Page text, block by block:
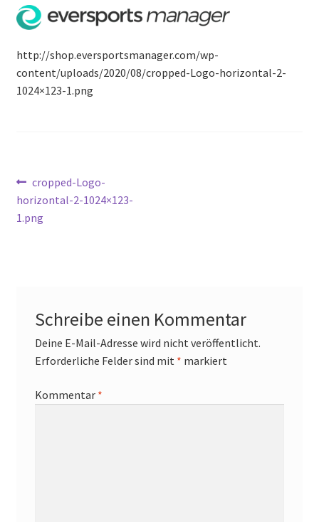
Kontakt
Mein Konto
Richtlinie für Rückerstattungen und Rückgaben
Versandkosten
Widerrufsbelehrung
Zahlungsarten
http://shop.eversportsmanager.com/wp-
content/uploads/2020/08/cropped-Logo-horizontal-2-
1024×123-1.png
Beitrags-
Navigation
Vorheriger
Beitrag:
cropped-Logo-
horizontal-2-1024×123-
1.png
Schreibe einen Kommentar
Deine E-Mail-Adresse wird nicht veröffentlicht.
Erforderliche Felder sind mit * markiert
Kommentar *